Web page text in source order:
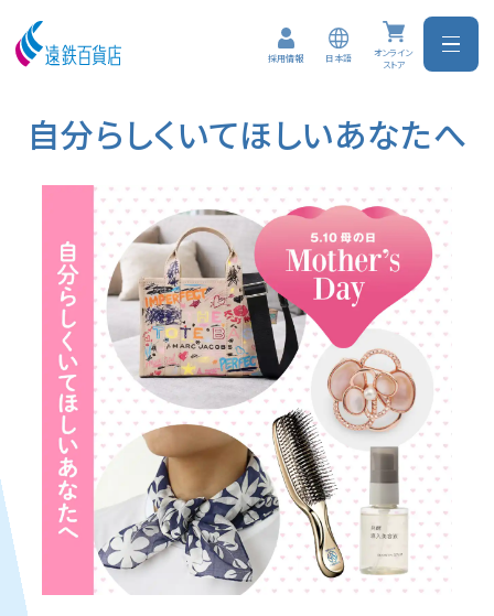
採用情報 日本語
オンライン
ストア
自分らしくいてほしいあなたへ